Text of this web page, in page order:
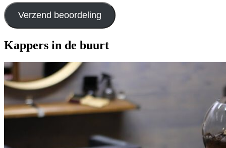
Verzend beoordeling
Kappers in de buurt